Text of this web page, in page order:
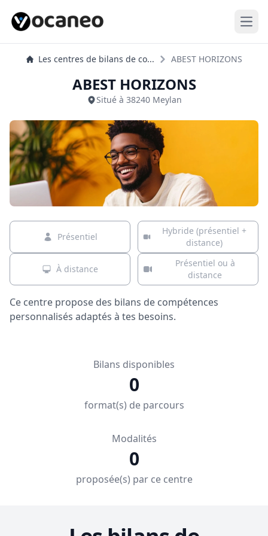
Les centres de bilans de co... ABEST HORIZONS
ABEST HORIZONS
Situé à 38240 Meylan
Présentiel
Hybride (présentiel +
distance)
À distance
Présentiel ou à
distance
Ce centre propose des bilans de compétences
personnalisés adaptés à tes besoins.
Bilans disponibles
0
format(s) de parcours
Modalités
0
proposée(s) par ce centre